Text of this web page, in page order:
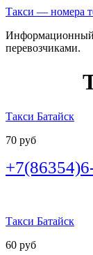
Такси — номера
Информационный
перевозчиками.
Такси Батайск
70 руб
Такси Батайск
60 руб